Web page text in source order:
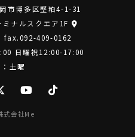
市博多区堅粕4-1-31
ナルスクエア1F
fax.092-409-0162
日曜祝12:00-17:00
土曜
式会社Me